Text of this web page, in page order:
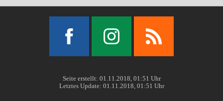
Seite erstellt: 01.11.2018, 01:51 Uhr
Letztes Update: 01.11.2018, 01:51 Uhr